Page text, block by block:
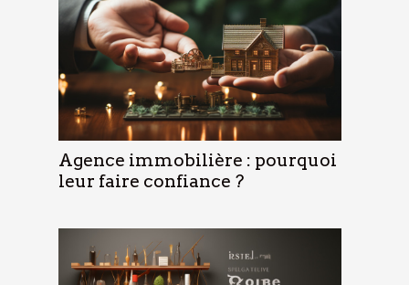
Agence immobilière : pourquoi
leur faire confiance ?